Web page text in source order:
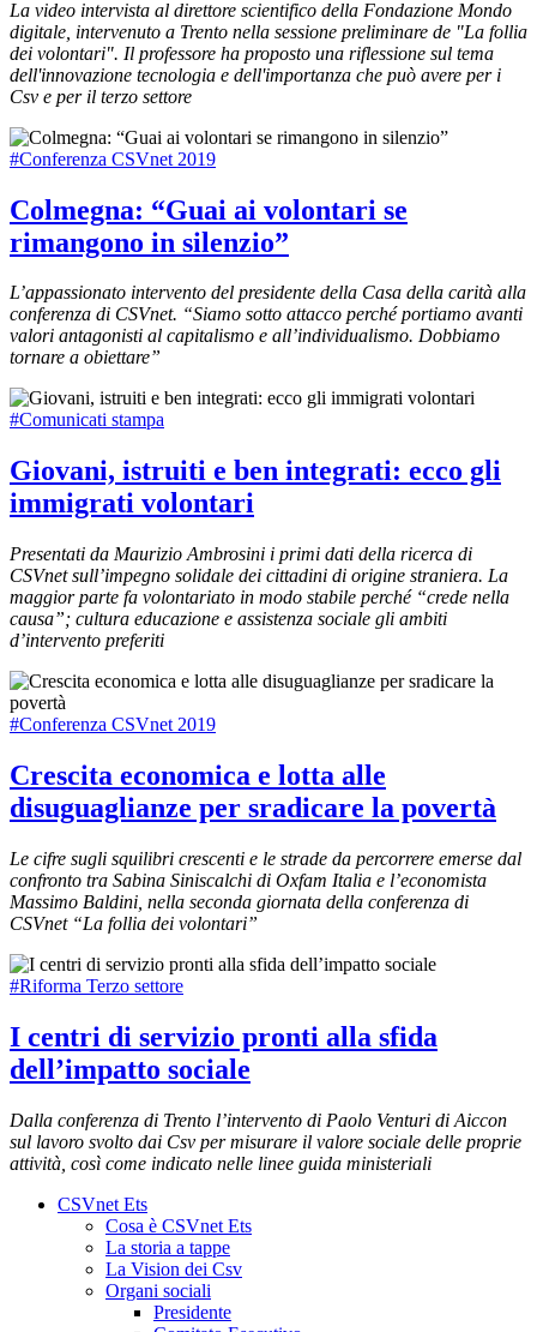
La video intervista al direttore scientifico della Fondazione Mondo
digitale, intervenuto a Trento nella sessione preliminare de "La follia
dei volontari". Il professore ha proposto una riflessione sul tema
dell'innovazione tecnologia e dell'importanza che può avere per i
Csv e per il terzo settore
#Conferenza CSVnet 2019
Colmegna: “Guai ai volontari se
rimangono in silenzio”
L’appassionato intervento del presidente della Casa della carità alla
conferenza di CSVnet. “Siamo sotto attacco perché portiamo avanti
valori antagonisti al capitalismo e all’individualismo. Dobbiamo
tornare a obiettare”
#Comunicati stampa
Giovani, istruiti e ben integrati: ecco gli
immigrati volontari
Presentati da Maurizio Ambrosini i primi dati della ricerca di
CSVnet sull’impegno solidale dei cittadini di origine straniera. La
maggior parte fa volontariato in modo stabile perché “crede nella
causa”; cultura educazione e assistenza sociale gli ambiti
d’intervento preferiti
#Conferenza CSVnet 2019
Crescita economica e lotta alle
disuguaglianze per sradicare la povertà
Le cifre sugli squilibri crescenti e le strade da percorrere emerse dal
confronto tra Sabina Siniscalchi di Oxfam Italia e l’economista
Massimo Baldini, nella seconda giornata della conferenza di
CSVnet “La follia dei volontari”
#Riforma Terzo settore
I centri di servizio pronti alla sfida
dell’impatto sociale
Dalla conferenza di Trento l’intervento di Paolo Venturi di Aiccon
sul lavoro svolto dai Csv per misurare il valore sociale delle proprie
attività, così come indicato nelle linee guida ministeriali
CSVnet Ets
Cosa è CSVnet Ets
La storia a tappe
La Vision dei Csv
Organi sociali
Presidente